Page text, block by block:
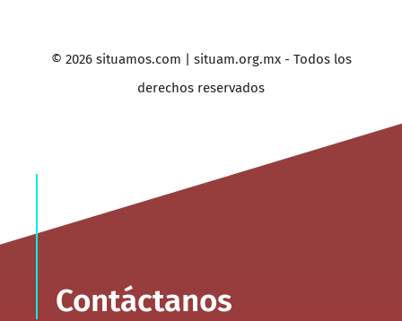
© 2026 situamos.com | situam.org.mx - Todos los
derechos reservados
Contáctanos